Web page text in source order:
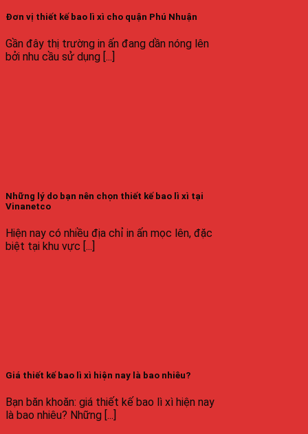
Đơn vị thiết kế bao lì xì cho quận Phú Nhuận
Gần đây thị trường in ấn đang dần nóng lên
bởi nhu cầu sử dụng [...]
Những lý do bạn nên chọn thiết kế bao lì xì tại
Vinanetco
Hiện nay có nhiều địa chỉ in ấn mọc lên, đặc
biệt tại khu vực [...]
Giá thiết kế bao lì xì hiện nay là bao nhiêu?
Bạn băn khoăn: giá thiết kế bao lì xì hiện nay
là bao nhiêu? Những [...]